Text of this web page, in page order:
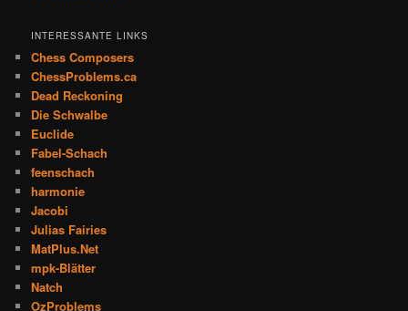
INTERESSANTE LINKS
Chess Composers
ChessProblems.ca
Dead Reckoning
Die Schwalbe
Euclide
Fabel-Schach
feenschach
harmonie
Jacobi
Julias Fairies
MatPlus.Net
mpk-Blätter
Natch
OzProblems